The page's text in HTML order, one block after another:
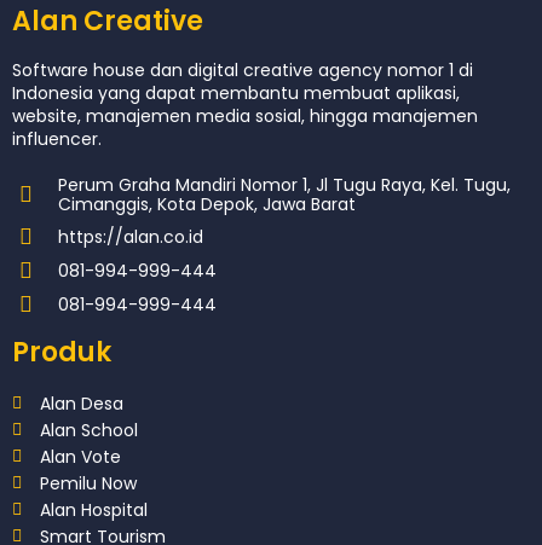
Alan Creative
Software house dan digital creative agency nomor 1 di
Indonesia yang dapat membantu membuat aplikasi,
website, manajemen media sosial, hingga manajemen
influencer.
Perum Graha Mandiri Nomor 1, Jl Tugu Raya, Kel. Tugu,
Cimanggis, Kota Depok, Jawa Barat
https://alan.co.id
081-994-999-444
081-994-999-444
Produk
Alan Desa
Alan School
Alan Vote
Pemilu Now
Alan Hospital
Smart Tourism